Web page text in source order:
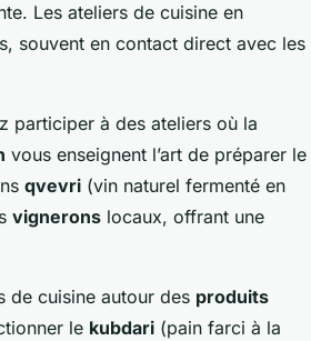
Les ateliers de cuisine en
souvent en contact direct avec les
participer à des ateliers où la
vous enseignent l’art de préparer le
qvevri (vin naturel fermenté en
vignerons locaux, offrant une
de cuisine autour des produits
le kubdari (pain farci à la